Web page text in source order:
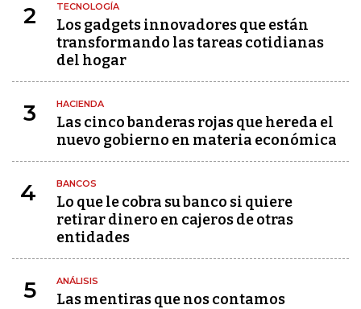
2 TECNOLOGÍA
Los gadgets innovadores que están
transformando las tareas cotidianas
del hogar
3 HACIENDA
Las cinco banderas rojas que hereda el
nuevo gobierno en materia económica
4 BANCOS
Lo que le cobra su banco si quiere
retirar dinero en cajeros de otras
entidades
5 ANÁLISIS
Las mentiras que nos contamos